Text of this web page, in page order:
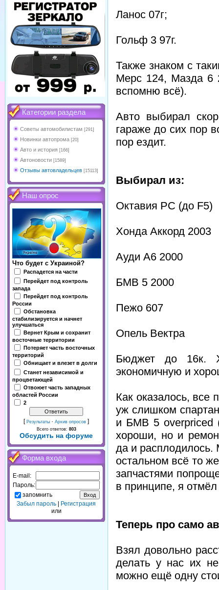
Категории раздела
Советы автомобилистам [291]
Новинки автопрома [20]
Авто и история [166]
Автоновости [1589]
Отзывы автовладельцев [15113]
Наш опрос
Что будет с Украиной?
Распадется на части
Перейдет под контроль
запада
Перейдет под контроль
России
Обстановка
стабилизируется и начнет
улучшаться
Вернет Крым и сохранит
восточные территории
Потеряет часть восточных
территорий
Обнищает и влезет в долги
Станет независимой и
процветающей
Отвоюет часть западных
областей России
2
[ Результаты · Архив опросов ]
Всего ответов: 803
Обсудить на форуме
Форма входа
E-mail:
Пароль:
запомнить
Забыл пароль
Регистрация
или
Ланос 07г;
Гольф 3 97г.
Также знаком с
Мерс 124, Мазда 6
вспомню всё).
Авто выбирал
гараже до сих пор
пор ездит.
Выбирал из:
Октавия PC (до F5)
Хонда Аккорд 2003
Ауди А6 2000
БМВ 5 2000
Пежо 607
Опель Вектра
Бюджет до 16к.
экономичную и
Как оказалось,
уж слишком
и БМВ 5 overpriced
хороши, но и
да и расплодилось.
остальном всё то
запчастями
в принципе, я
Теперь про само
Взял довольно
делать у нас их
можно ещё одну